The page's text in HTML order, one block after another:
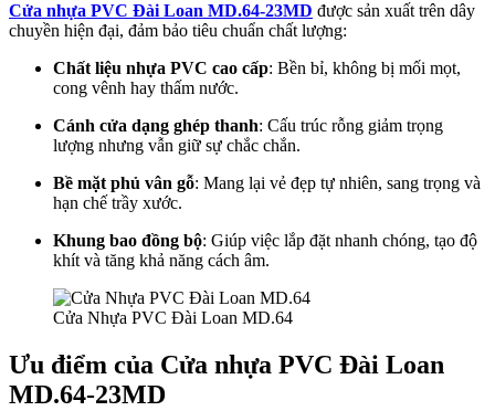
Giới thiệu CEO
Cửa nhựa PVC Đài Loan MD.64-23MD được sản xuất trên dây
chuyền hiện đại, đảm bảo tiêu chuẩn chất lượng:
Chất liệu nhựa PVC cao cấp: Bền bỉ, không bị mối mọt,
cong vênh hay thấm nước.
Cánh cửa dạng ghép thanh: Cấu trúc rỗng giảm trọng
lượng nhưng vẫn giữ sự chắc chắn.
Bề mặt phủ vân gỗ: Mang lại vẻ đẹp tự nhiên, sang trọng và
hạn chế trầy xước.
Khung bao đồng bộ: Giúp việc lắp đặt nhanh chóng, tạo độ
khít và tăng khả năng cách âm.
Cửa Nhựa PVC Đài Loan MD.64
Ưu điểm của Cửa nhựa PVC Đài Loan
MD.64-23MD